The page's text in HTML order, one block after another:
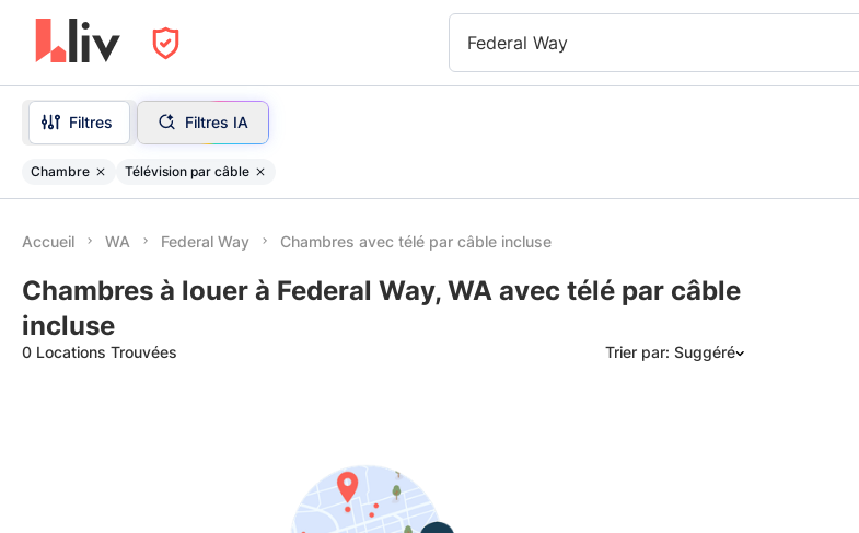
Federal Way
Filtres Filtres IA
Chambre Télévision par câble
Accueil WA Federal Way Chambres avec télé par câble incluse
Chambres à louer à Federal Way, WA avec télé par câble
incluse
0 Locations Trouvées Trier par: Suggéré